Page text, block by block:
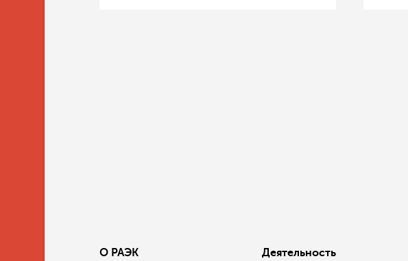
О РАЭК Деятельность